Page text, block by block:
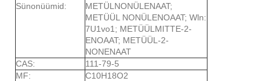
Sünonüümid:
METÜLNONÜLENAAT;
METÜÜL NONÜLENOAAT; Wln:
7U1vo1; METÜÜLMITTE-2-
ENOAAT; METÜÜL-2-
NONENAAT
CAS:
111-79-5
MF:
C10H18O2